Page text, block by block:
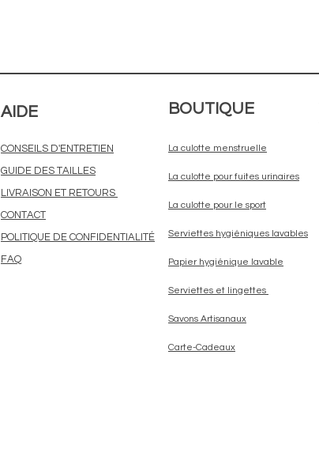
AIDE
CONSEILS D'ENTRETIEN
GUIDE DES TAILLES
LIVRAISON ET RETOURS
CONTACT
POLITIQUE DE CONFIDENTIALITÉ
FAQ
BOUTIQUE
La culotte menstruelle
La culotte pour fuites urinaires
La culotte pour le sport
Serviettes hygiéniques lavables
Papier hygiénique lavable
Serviettes et lingettes
Savons Artisanaux
Carte-Cadeaux